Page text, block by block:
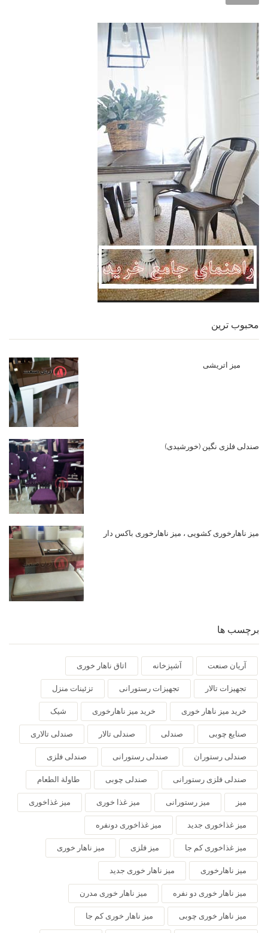
محبوب ترین
میز اتریشی
صندلی فلزی نگین (خورشیدی)
میز ناهارخوری کشویی ، میز ناهارخوری باکس دار
برچسب ها
آریان صنعت آشپزخانه اتاق ناهار خوری
تجهیزات تالار تجهیزات رستورانی تزئینات منزل
خرید میز ناهار خوری خرید میز ناهارخوری شیک
صنایع چوبی صندلی صندلی تالار صندلی تالاری
صندلی رستوران صندلی رستورانی صندلی فلزی
صندلی فلزی رستورانی صندلی چوبی طاولة الطعام
میز میز رستورانی میز غذا خوری میز غذاخوری
میز غذاخوری جدید میز غذاخوری دونفره
میز غذاخوری کم جا میز فلزی میز ناهار خوری
میز ناهارخوری میز ناهار خوری جدید
میز ناهار خوری دو نفره میز ناهار خوری مدرن
میز ناهار خوری چوبی میز ناهار خوری کم جا